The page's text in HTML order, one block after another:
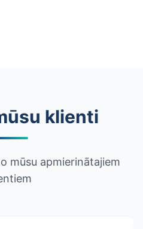
klienti
mūsu apmierinātajiem